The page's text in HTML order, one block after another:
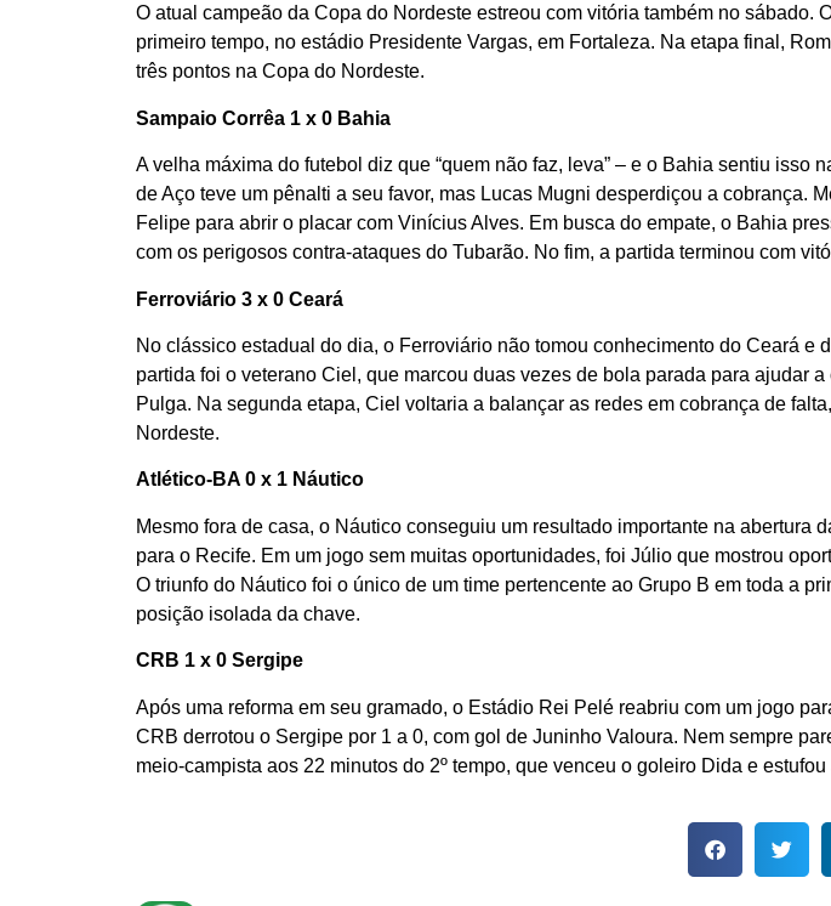
O atual campeão da Copa do Nordeste estreou com vitória também no
primeiro tempo, no estádio Presidente Vargas, em Fortaleza. Na etapa final,
três pontos na Copa do Nordeste.
Sampaio Corrêa 1 x 0 Bahia
A velha máxima do futebol diz que “quem não faz, leva” – e o Bahia sentiu
de Aço teve um pênalti a seu favor, mas Lucas Mugni desperdiçou a cobrança.
Felipe para abrir o placar com Vinícius Alves. Em busca do empate, o Bahia
com os perigosos contra-ataques do Tubarão. No fim, a partida terminou com
Ferroviário 3 x 0 Ceará
No clássico estadual do dia, o Ferroviário não tomou conhecimento do Ceará e
partida foi o veterano Ciel, que marcou duas vezes de bola parada para ajudar
Pulga. Na segunda etapa, Ciel voltaria a balançar as redes em cobrança de
Nordeste.
Atlético-BA 0 x 1 Náutico
Mesmo fora de casa, o Náutico conseguiu um resultado importante na
para o Recife. Em um jogo sem muitas oportunidades, foi Júlio que mostrou
O triunfo do Náutico foi o único de um time pertencente ao Grupo B em toda a
posição isolada da chave.
CRB 1 x 0 Sergipe
Após uma reforma em seu gramado, o Estádio Rei Pelé reabriu com um jogo
CRB derrotou o Sergipe por 1 a 0, com gol de Juninho Valoura. Nem sempre
meio-campista aos 22 minutos do 2º tempo, que venceu o goleiro Dida e